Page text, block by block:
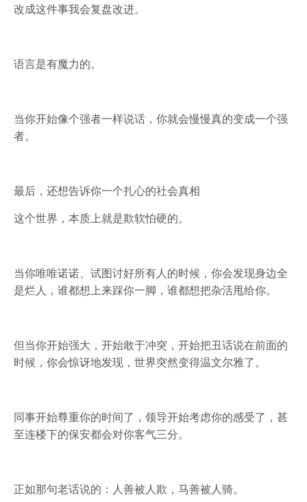
改成这件事我会复盘改进。
语言是有魔力的。
当你开始像个强者一样说话，你就会慢慢真的变成一个强
者。
最后，还想告诉你一个扎心的社会真相
这个世界，本质上就是欺软怕硬的。
当你唯唯诺诺、试图讨好所有人的时候，你会发现身边全
是烂人，谁都想上来踩你一脚，谁都想把杂活甩给你。
但当你开始强大，开始敢于冲突，开始把丑话说在前面的
时候，你会惊讶地发现，世界突然变得温文尔雅了。
同事开始尊重你的时间了，领导开始考虑你的感受了，甚
至连楼下的保安都会对你客气三分。
正如那句老话说的：人善被人欺，马善被人骑。